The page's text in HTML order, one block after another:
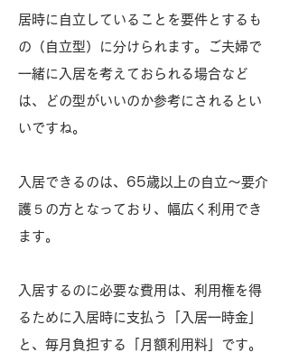
居時に自立していることを要件とするも
の（自立型）に分けられます。ご夫婦で
一緒に入居を考えておられる場合など
は、どの型がいいのか参考にされるとい
いですね。
入居できるのは、65歳以上の自立～要介
護５の方となっており、幅広く利用でき
ます。
入居するのに必要な費用は、利用権を得
るために入居時に支払う「入居一時金」
と、毎月負担する「月額利用料」です。